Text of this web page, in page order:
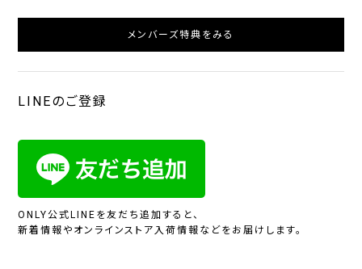
メンバーズ特典をみる
LINEのご登録
ONLY公式LINEを友だち追加すると、
新着情報やオンラインストア入荷情報などをお届けします。